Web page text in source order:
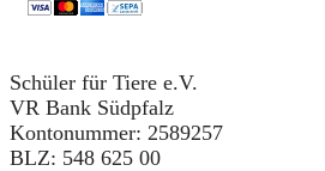
Schüler für Tiere e.V.
VR Bank Südpfalz
Kontonummer: 2589257
BLZ: 548 625 00